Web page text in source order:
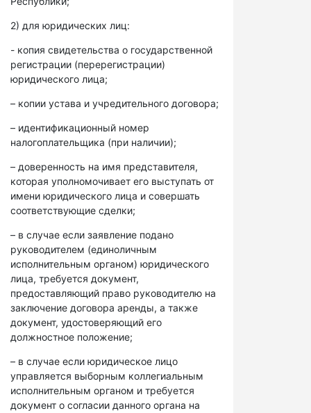
2) для юридических лиц:
- копия свидетельства о государственной
регистрации (перерегистрации)
юридического лица;
– копии устава и учредительного договора;
– идентификационный номер
налогоплательщика (при наличии);
– доверенность на имя представителя,
которая уполномочивает его выступать от
имени юридического лица и совершать
соответствующие сделки;
– в случае если заявление подано
руководителем (единоличным
исполнительным органом) юридического
лица, требуется документ,
предоставляющий право руководителю на
заключение договора аренды, а также
документ, удостоверяющий его
должностное положение;
– в случае если юридическое лицо
управляется выборным коллегиальным
исполнительным органом и требуется
документ о согласии данного органа на